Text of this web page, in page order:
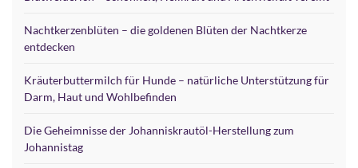
Nachtkerzenblüten – die goldenen Blüten der Nachtkerze
entdecken
Kräuterbuttermilch für Hunde – natürliche Unterstützung für
Darm, Haut und Wohlbefinden
Die Geheimnisse der Johanniskrautöl-Herstellung zum
Johannistag